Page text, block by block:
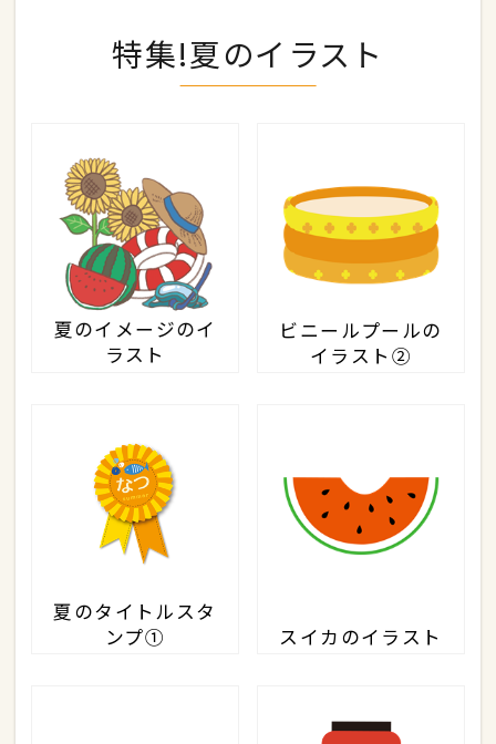
特集!夏のイラスト
夏のイメージのイ
ラスト
ビニールプールの
イラスト②
夏のタイトルスタ
ンプ①
スイカのイラスト